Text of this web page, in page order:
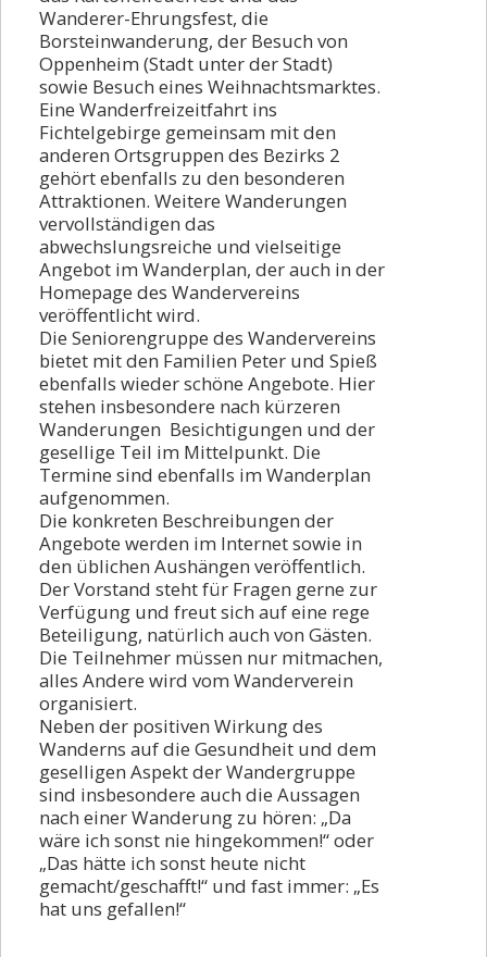
Weiterstadt
BZW-Tag
Sportl.Wanderung
Bad Kreuznach
Sonnwendfeier
Abend
Raubach
Grube Messel
Ruhpolding
Kartoffelfeuer
Borstein
Birkenau
Hauptversammlung
HR - Besuch
Bad Wimpfen
Rückblick 2012
Rückblick 2011
Rückblick 2010
Rückblick 2009
Links
Kontakt
Vorstand informiert
Klubnachrichten
Mundartweg
Wanderer-Ehrungsfest, die
Borsteinwanderung, der Besuch von
Oppenheim (Stadt unter der Stadt)
sowie Besuch eines Weihnachtsmarktes.
Eine Wanderfreizeitfahrt ins
Fichtelgebirge gemeinsam mit den
anderen Ortsgruppen des Bezirks 2
gehört ebenfalls zu den besonderen
Attraktionen. Weitere Wanderungen
vervollständigen das
abwechslungsreiche und vielseitige
Angebot im Wanderplan, der auch in der
Homepage des Wandervereins
veröffentlicht wird.
Die Seniorengruppe des Wandervereins
bietet mit den Familien Peter und Spieß
ebenfalls wieder schöne Angebote. Hier
stehen insbesondere nach kürzeren
Wanderungen Besichtigungen und der
gesellige Teil im Mittelpunkt. Die
Termine sind ebenfalls im Wanderplan
aufgenommen.
Die konkreten Beschreibungen der
Angebote werden im Internet sowie in
den üblichen Aushängen veröffentlich.
Der Vorstand steht für Fragen gerne zur
Verfügung und freut sich auf eine rege
Beteiligung, natürlich auch von Gästen.
Die Teilnehmer müssen nur mitmachen,
alles Andere wird vom Wanderverein
organisiert.
Neben der positiven Wirkung des
Wanderns auf die Gesundheit und dem
geselligen Aspekt der Wandergruppe
sind insbesondere auch die Aussagen
nach einer Wanderung zu hören: „Da
wäre ich sonst nie hingekommen!“ oder
„Das hätte ich sonst heute nicht
gemacht/geschafft!“ und fast immer: „Es
hat uns gefallen!“